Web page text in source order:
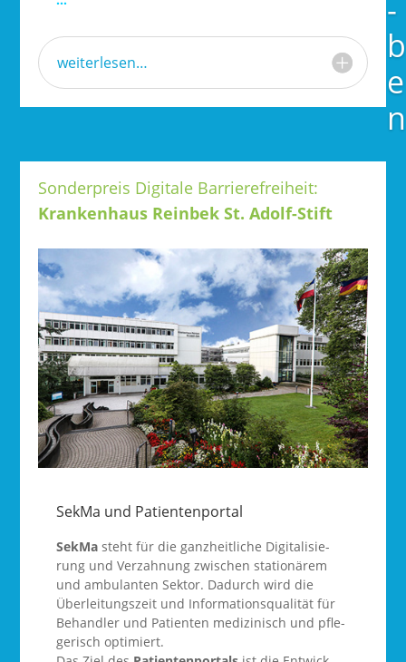
­
b
e
n
weiterlesen…
Sonderpreis Digitale Barrierefreiheit:
Krankenhaus Reinbek St. Adolf-Stift
SekMa und Patientenportal
Sek­Ma steht für die ganz­heit­li­che Digi­ta­li­sie­
rung und Ver­zah­nung zwi­schen sta­tio­nä­rem
und ambu­lan­ten Sek­tor. Dadurch wird die
Über­lei­tungs­zeit und Infor­ma­ti­ons­qua­li­tät für
Behand­ler und Pati­en­ten medi­zi­nisch und pfle­
ge­risch opti­miert.